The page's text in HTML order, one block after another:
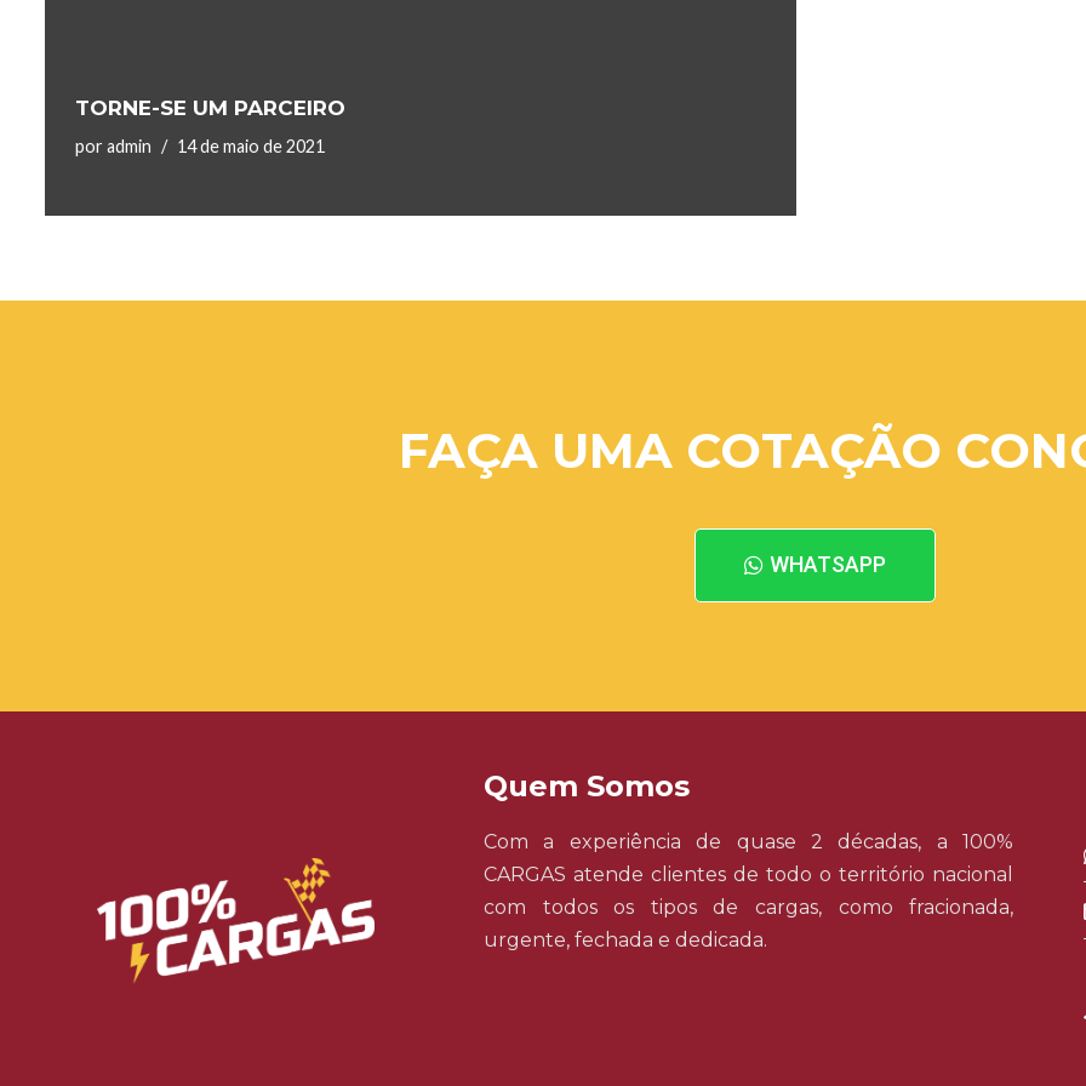
TORNE-SE UM PARCEIRO
poradmin 14 de maio de 2021
FAÇA UMA COTAÇÃO
WHATSAPP
Quem Somos
Com a experiência de quase 2 décadas, a 100%
CARGAS atende clientes de todo o território nacional
com todos os tipos de cargas, como fracionada,
urgente, fechada e dedicada.